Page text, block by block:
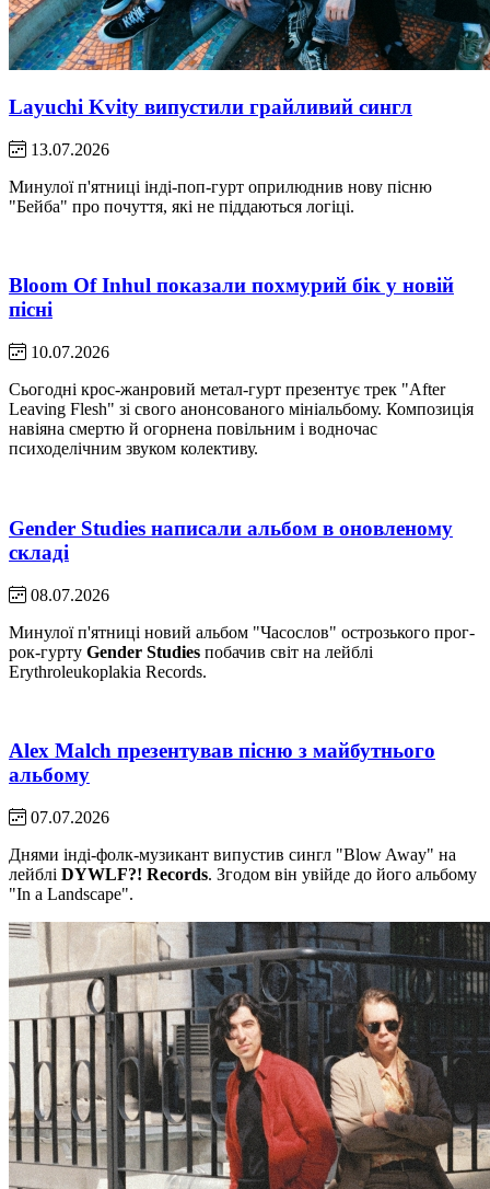
Layuchi Kvity випустили грайливий сингл
13.07.2026
Минулої п'ятниці інді-поп-гурт оприлюднив нову пісню
"Бейба" про почуття, які не піддаються логіці.
Bloom Of Inhul показали похмурий бік у новій
пісні
10.07.2026
Сьогодні крос-жанровий метал-гурт презентує трек "After
Leaving Flesh" зі свого анонсованого мініальбому. Композиція
навіяна смертю й огорнена повільним і водночас
психоделічним звуком колективу.
Gender Studies написали альбом в оновленому
складі
08.07.2026
Минулої п'ятниці новий альбом "Часослов" острозького прог-
рок-гурту Gender Studies побачив світ на лейблі
Erythroleukoplakia Records.
Alex Malch презентував пісню з майбутнього
альбому
07.07.2026
Днями інді-фолк-музикант випустив сингл "Blow Away" на
лейблі DYWLF?! Records. Згодом він увійде до його альбому
"In a Landscape".